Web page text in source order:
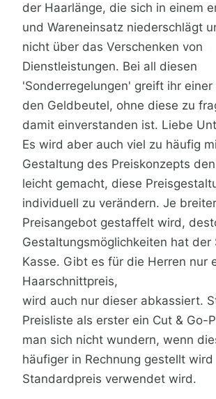
der Haarlänge, die sich in einem
und Wareneinsatz niederschlägt
nicht über das Verschenken von
Dienstleistungen. Bei all diesen
'Sonderregelungen' greift ihr einer
den Geldbeutel, ohne diese zu
damit einverstanden ist. Liebe
Es wird aber auch viel zu häufig
Gestaltung des Preiskonzepts
leicht gemacht, diese
individuell zu verändern. Je
Preisangebot gestaffelt wird,
Gestaltungsmöglichkeiten hat der
Kasse. Gibt es für die Herren nur
Haarschnittpreis,
wird auch nur dieser abkassiert.
Preisliste als erster ein Cut & Go-
man sich nicht wundern, wenn
häufiger in Rechnung gestellt
Standardpreis verwendet wird.